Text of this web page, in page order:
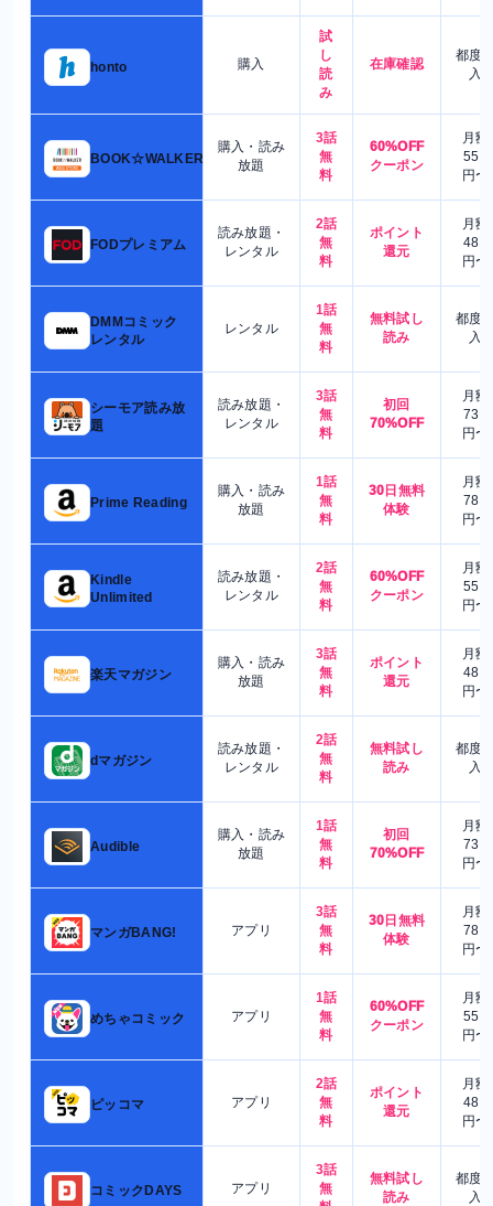
honto 購入
試
し
読
み
在庫確認
都度
入
BOOK☆WALKER
購入・読み
放題
3話
無
料
60%OFF
クーポン
月額
550
円〜
FODプレミアム
読み放題・
レンタル
2話
無
料
ポイント
還元
月額
480
円〜
DMMコミック
レンタル
レンタル
1話
無
料
無料試し
読み
都度
入
シーモア読み放
題
読み放題・
レンタル
3話
無
料
初回
70%OFF
月額
730
円〜
Prime Reading
購入・読み
放題
1話
無
料
30日無料
体験
月額
780
円〜
Kindle
Unlimited
読み放題・
レンタル
2話
無
料
60%OFF
クーポン
月額
550
円〜
楽天マガジン
購入・読み
放題
3話
無
料
ポイント
還元
月額
480
円〜
dマガジン
読み放題・
レンタル
2話
無
料
無料試し
読み
都度
入
Audible
購入・読み
放題
1話
無
料
初回
70%OFF
月額
730
円〜
マンガBANG! アプリ
3話
無
料
30日無料
体験
月額
780
円〜
めちゃコミック アプリ
1話
無
料
60%OFF
クーポン
月額
550
円〜
ピッコマ アプリ
2話
無
料
ポイント
還元
月額
480
円〜
コミックDAYS アプリ
3話
無
無料試し
読み
都度
入